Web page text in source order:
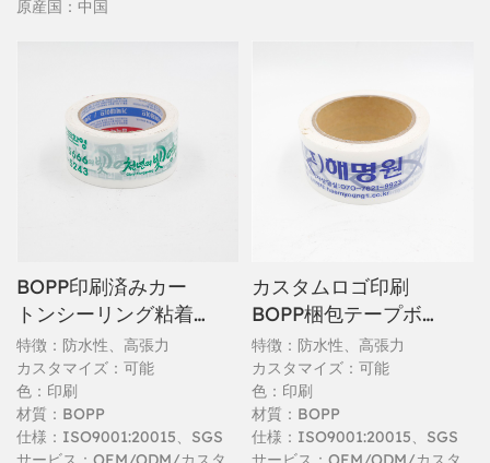
原産国：中国
BOPP印刷済みカー
トンシーリング粘着
テープ
特徴：防水性、高張力
カスタマイズ：可能
色：印刷
材質：BOPP
仕様：ISO9001:20015、SGS
カスタムロゴ印刷
BOPP梱包テープボ
ックスシーリングテ
ープ
特徴：防水性、高張力
カスタマイズ：可能
色：印刷
材質：BOPP
仕様：ISO9001:20015、SGS